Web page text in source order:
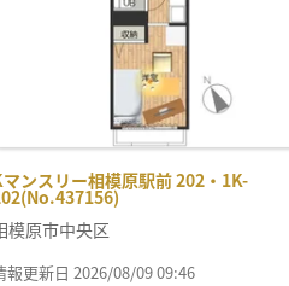
マンスリー相模原駅前 202・1K-
模原市中央区
報更新日 2026/08/09 09:46